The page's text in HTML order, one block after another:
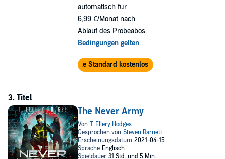
automatisch für
6,99 €/Monat nach
Ablauf des Probeabos.
Bedingungen gelten.
Audible Standard kostenlos testen
The Never Army